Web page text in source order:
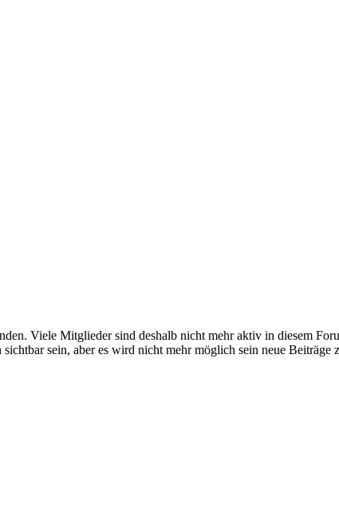
Viele Mitglieder sind deshalb nicht mehr aktiv in diesem
sein, aber es wird nicht mehr möglich sein neue